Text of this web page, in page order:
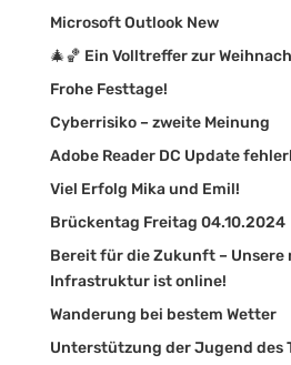
Microsoft Outlook New
🎄🏀 Ein Volltreffer zur
Frohe Festtage!
Cyberrisiko – zweite Meinung
Adobe Reader DC Update
Viel Erfolg Mika und Emil!
Brückentag Freitag 04.10.2024
Bereit für die Zukunft – Unsere
Infrastruktur ist online!
Wanderung bei bestem Wetter
Unterstützung der Jugend des